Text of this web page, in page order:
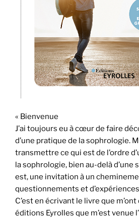
« Bienvenue
J’ai toujours eu à cœur de faire
d’une pratique de la sophrologie.
transmettre ce qui est de l’ordre
la sophrologie, bien au-delà d’une
est, une invitation à un
questionnements et
C’est en écrivant le livre que
éditions Eyrolles que m’est venue